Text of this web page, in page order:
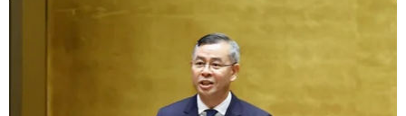
Năm sự kiện văn hóa-du lịch nổi bật của cả nước
sẽ diễn ra trong tháng Tư này, với nhiều chương
trình, dấu ấn đặc sắc, hấp dẫn đang chờ đón du